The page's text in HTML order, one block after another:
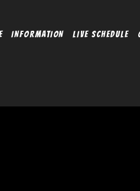
INFORMATION LIVE SCHEDULE